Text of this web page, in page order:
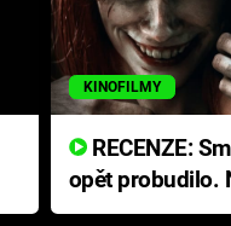
KINOFILMY
RECENZE: Smrtelné zlo se
opět probudilo.
přichází s